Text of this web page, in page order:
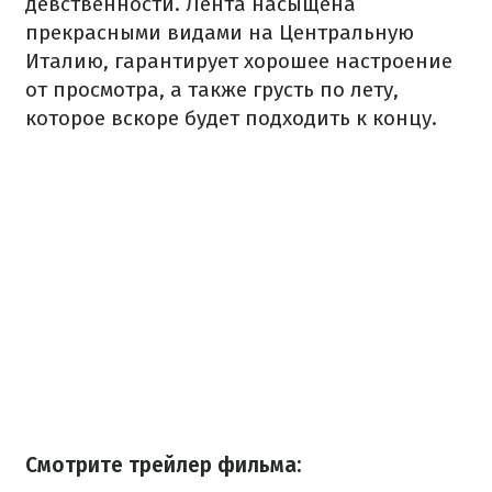
прекрасными видами на Центральную
Италию, гарантирует хорошее настроение
от просмотра, а также грусть по лету,
которое вскоре будет подходить к концу.
Смотрите трейлер фильма: